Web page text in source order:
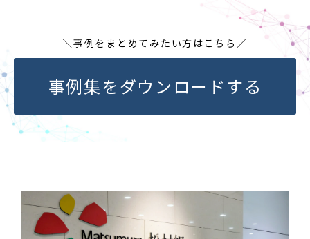
＼事例をまとめてみたい方はこちら／
事例集をダウンロードする